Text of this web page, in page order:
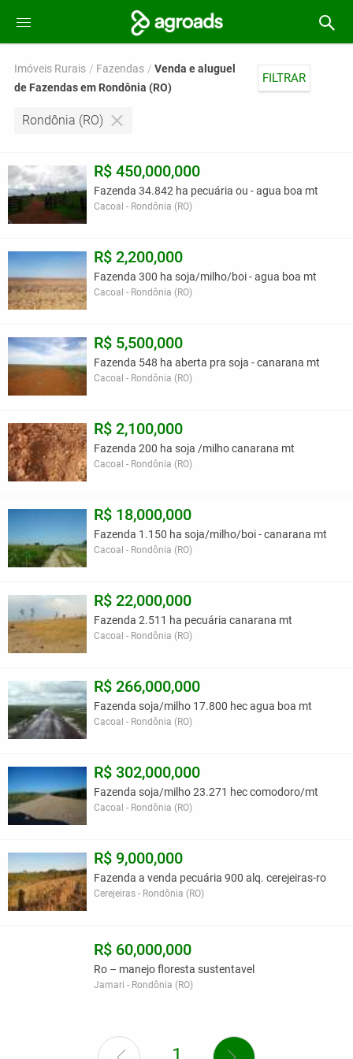
Imóveis Rurais Fazendas
Venda e aluguel
de Fazendas em Rondônia (RO)
FILTRAR
Rondônia (RO)
R$ 450,000,000
Fazenda 34.842 ha pecuária ou - agua boa mt
Cacoal - Rondônia (RO)
R$ 2,200,000
Fazenda 300 ha soja/milho/boi - agua boa mt
Cacoal - Rondônia (RO)
R$ 5,500,000
Fazenda 548 ha aberta pra soja - canarana mt
Cacoal - Rondônia (RO)
R$ 2,100,000
Fazenda 200 ha soja /milho canarana mt
Cacoal - Rondônia (RO)
R$ 18,000,000
Fazenda 1.150 ha soja/milho/boi - canarana mt
Cacoal - Rondônia (RO)
R$ 22,000,000
Fazenda 2.511 ha pecuária canarana mt
Cacoal - Rondônia (RO)
R$ 266,000,000
Fazenda soja/milho 17.800 hec agua boa mt
Cacoal - Rondônia (RO)
R$ 302,000,000
Fazenda soja/milho 23.271 hec comodoro/mt
Cacoal - Rondônia (RO)
R$ 9,000,000
Fazenda a venda pecuária 900 alq. cerejeiras-ro
Cerejeiras - Rondônia (RO)
R$ 60,000,000
Ro – manejo floresta sustentavel
Jamari - Rondônia (RO)